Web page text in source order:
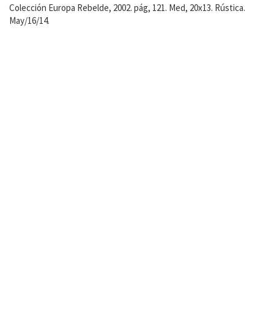
Colección Europa Rebelde, 2002. pág, 121. Med, 20x13. Rústica.
May/16/14.